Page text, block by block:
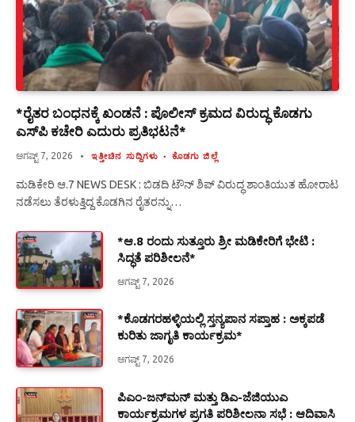
*ರೈತರ ಬಂಧನಕ್ಕೆ ಖಂಡನೆ : ಪೊಲೀಸ್ ಕ್ರಮದ ವಿರುದ್ಧ ಕೊಡಗು
ಎಸ್‍ಪಿ ಕಚೇರಿ ಎದುರು ಪ್ರತಿಭಟನೆ*
ಆಗಷ್ಟ್ 7, 2026 ಇತ್ತೀಚಿನ ಸುದ್ದಿಗಳು ಕೊಡಗು ಜಿಲ್ಲೆ
ಮಡಿಕೇರಿ ಆ.7 NEWS DESK : ಬಿಡದಿ ಟೌನ್ ಶಿಪ್ ವಿರುದ್ಧ ಶಾಂತಿಯುತ ಹೋರಾಟ
ನಡೆಸಲು ತೆರಳುತ್ತಿದ್ದ ಕೊಡಗಿನ ರೈತರನ್ನು…
*ಆ.8 ರಂದು ಸುತ್ತೂರು ಶ್ರೀ ಮಡಿಕೇರಿಗೆ ಭೇಟಿ :
ಸಿದ್ಧತೆ ಪರಿಶೀಲನೆ*
ಆಗಷ್ಟ್ 7, 2026
*ಕೊಡಗರಹಳ್ಳಿಯಲ್ಲಿ ಸ್ತನ್ಯಪಾನ ಸಪ್ತಾಹ : ಅಕ್ಕಪಡೆ
ಕುರಿತು ಜಾಗೃತಿ ಕಾರ್ಯಕ್ರಮ*
ಆಗಷ್ಟ್ 7, 2026
ಪಿಎಂ-ಜನ್‍ಮನ್ ಮತ್ತು ಡಿಎ-ಜೆಜಿಯುಎ
ಕಾರ್ಯಕ್ರಮಗಳ ಪ್ರಗತಿ ಪರಿಶೀಲನಾ ಸಭೆ : ಆದಿವಾಸಿ